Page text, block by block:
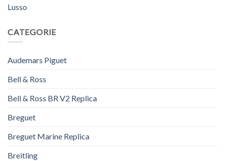
Lusso
CATEGORIE
Audemars Piguet
Bell & Ross
Bell & Ross BR V2 Replica
Breguet
Breguet Marine Replica
Breitling